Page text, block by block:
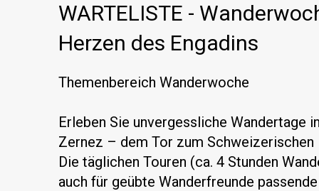
WARTELISTE -
Herzen des Engadins
Themenbereich Wanderwoche
Erleben Sie unvergessliche Wandertage
Zernez – dem Tor zum
Die täglichen Touren (ca. 4 Stunden
auch für geübte Wanderfreunde